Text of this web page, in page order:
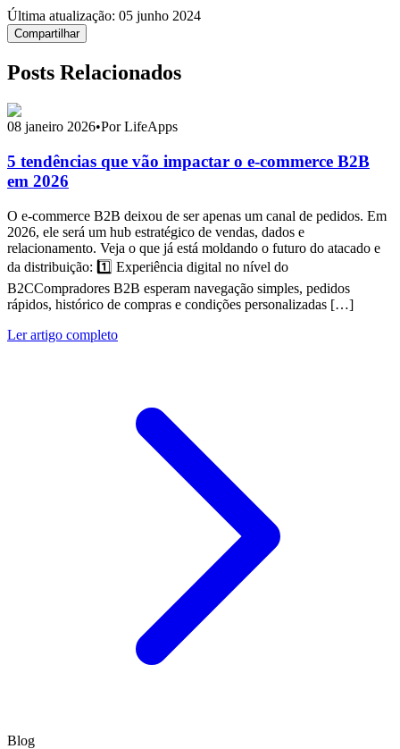
Última atualização: 05 junho 2024
Compartilhar
Posts Relacionados
08 janeiro 2026•Por LifeApps
5 tendências que vão impactar o e-commerce B2B
em 2026
O e-commerce B2B deixou de ser apenas um canal de pedidos. Em
2026, ele será um hub estratégico de vendas, dados e
relacionamento. Veja o que já está moldando o futuro do atacado e
da distribuição: 1️⃣ Experiência digital no nível do
B2CCompradores B2B esperam navegação simples, pedidos
rápidos, histórico de compras e condições personalizadas […]
Ler artigo completo
Blog